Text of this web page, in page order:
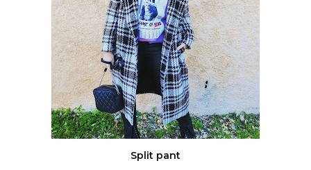
Split pant